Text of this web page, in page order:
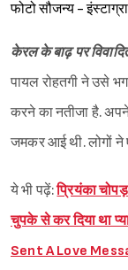
फोटो सौजन्य -
केरल के बाढ़ पर
पायल रोहतगी ने उसे
करने का नतीजा है.
जमकर आई थी. लोगों ने
ये भी पढ़ें:प्रियंका
चुपके से कर दिया था
Sent A Love